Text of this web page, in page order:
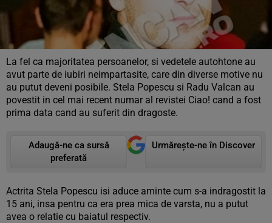
La fel ca majoritatea persoanelor, si vedetele autohtone au
avut parte de iubiri neimpartasite, care din diverse motive nu
au putut deveni posibile. Stela Popescu si Radu Valcan au
povestit in cel mai recent numar al revistei Ciao! cand a fost
prima data cand au suferit din dragoste.
Adaugă-ne ca sursă
preferată
Urmărește-ne în Discover
Actrita Stela Popescu isi aduce aminte cum s-a indragostit la
15 ani, insa pentru ca era prea mica de varsta, nu a putut
avea o relatie cu baiatul respectiv.